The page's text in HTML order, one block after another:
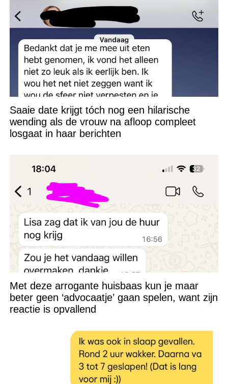
Saaie date krijgt tóch nog een hilarische
wending als de vrouw na afloop compleet
losgaat in haar berichten
Met deze arrogante huisbaas kun je maar
beter geen ‘advocaatje’ gaan spelen, want zijn
reactie is opvallend